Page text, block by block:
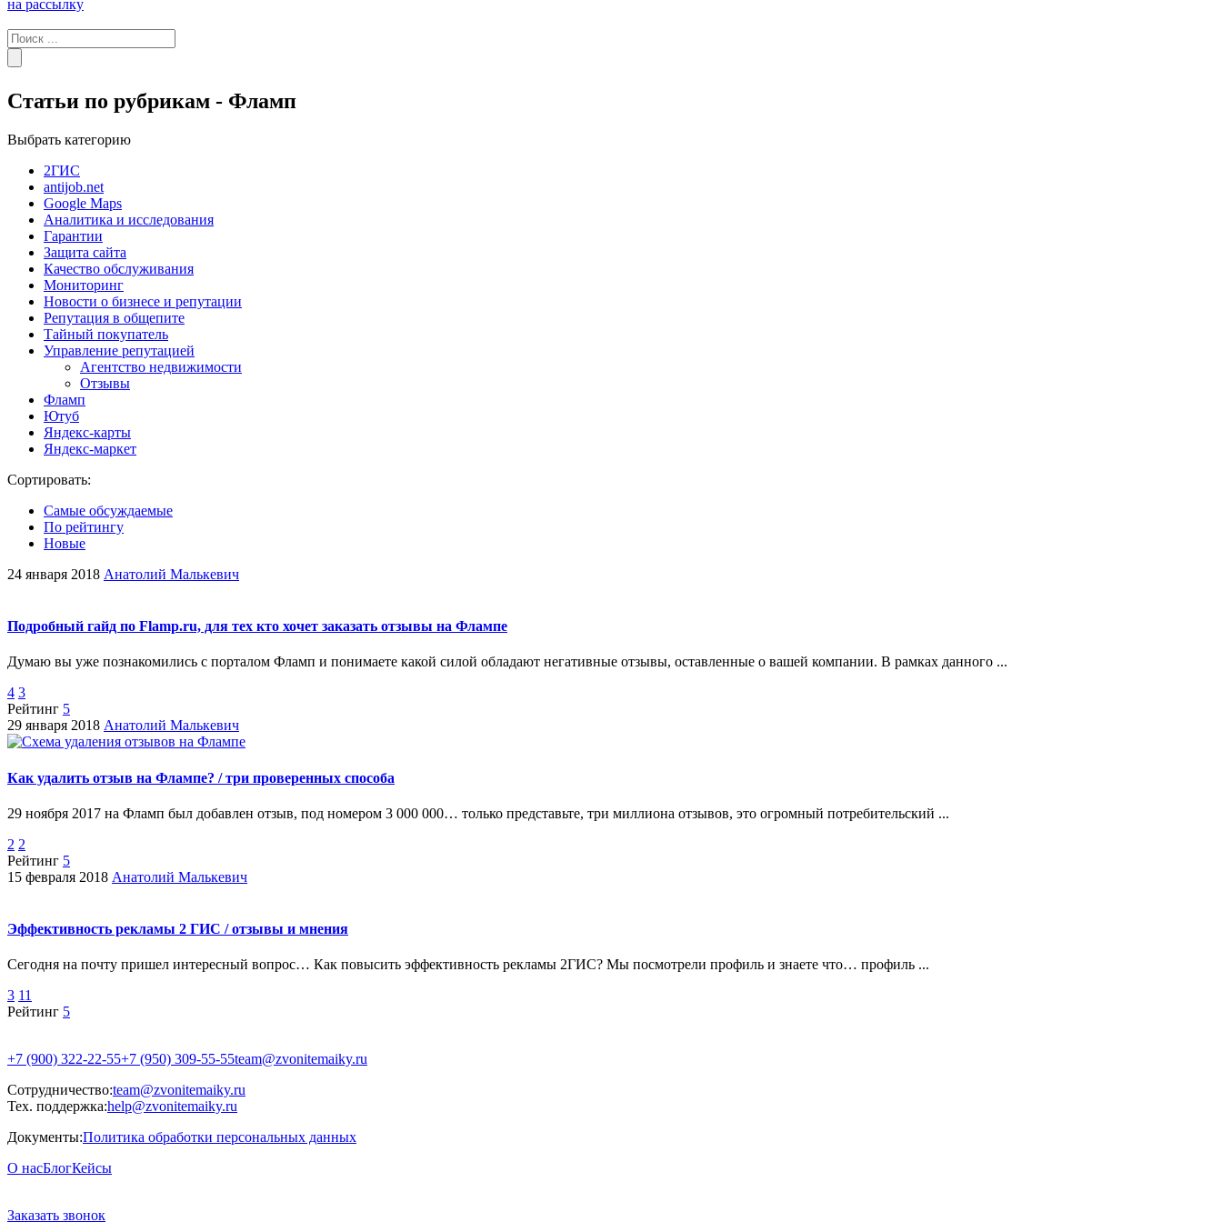
на рассылку
Статьи по рубрикам - Фламп
Выбрать категорию
2ГИС
antijob.net
Google Maps
Аналитика и исследования
Гарантии
Защита сайта
Качество обслуживания
Мониторинг
Новости о бизнесе и репутации
Репутация в общепите
Тайный покупатель
Управление репутацией
Агентство недвижимости
Отзывы
Фламп
Ютуб
Яндекс-карты
Яндекс-маркет
Сортировать:
Самые обсуждаемые
По рейтингу
Новые
24 января 2018 Анатолий Малькевич
Подробный гайд по Flamp.ru, для тех кто хочет заказать отзывы на Флампе
Думаю вы уже познакомились с порталом Фламп и понимаете какой силой обладают негативные отзывы, оставленные о вашей компании. В рамках данного ...
4 3
Рейтинг 5
29 января 2018 Анатолий Малькевич
Как удалить отзыв на Флампе? / три проверенных способа
29 ноября 2017 на Фламп был добавлен отзыв, под номером 3 000 000… только представьте, три миллиона отзывов, это огромный потребительский ...
2 2
Рейтинг 5
15 февраля 2018 Анатолий Малькевич
Эффективность рекламы 2 ГИС / отзывы и мнения
Сегодня на почту пришел интересный вопрос… Как повысить эффективность рекламы 2ГИС? Мы посмотрели профиль и знаете что… профиль ...
3 11
Рейтинг 5
+7 (900) 322-22-55+7 (950) 309-55-55team@zvonitemaiky.ru
Сотрудничество:team@zvonitemaiky.ru
Тех. поддержка:help@zvonitemaiky.ru
Документы:Политика обработки персональных данных
О насБлогКейсы
Заказать звонок